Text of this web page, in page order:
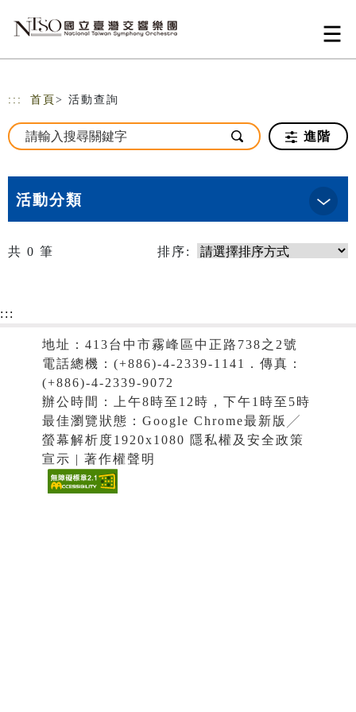
::: 首頁 > 活動查詢
進階
活動分類
共 0 筆 排序:
:::
地址：413台中市霧峰區中正路738之2號
電話總機：(+886)-4-2339-1141．傳真：
(+886)-4-2339-9072
辦公時間：上午8時至12時，下午1時至5時
最佳瀏覽狀態：Google Chrome最新版╱
螢幕解析度1920x1080 隱私權及安全政策
宣示 | 著作權聲明